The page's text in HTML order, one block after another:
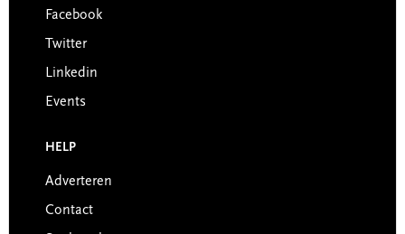
Facebook
Twitter
Linkedin
Events
HELP
Adverteren
Contact